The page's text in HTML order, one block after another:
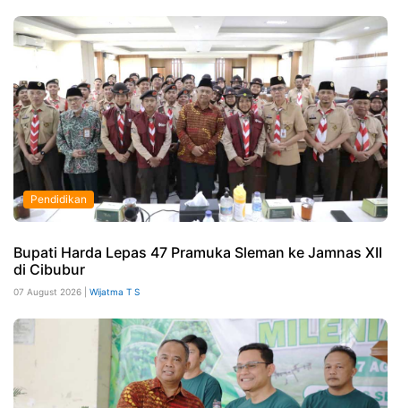
Pendidikan
Bupati Harda Lepas 47 Pramuka Sleman ke Jamnas XII
di Cibubur
07 August 2026 | Wijatma T S